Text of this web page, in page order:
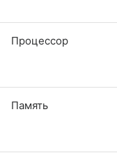
Процессор
Память